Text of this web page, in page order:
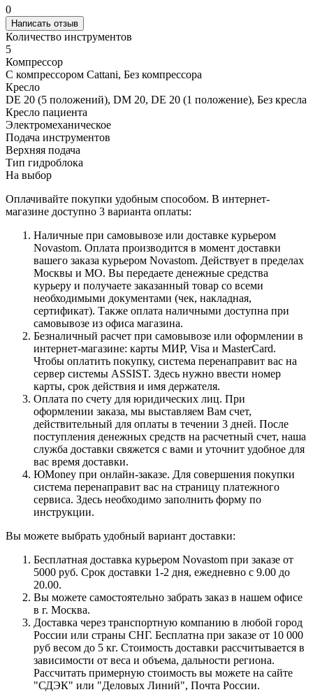
0
Написать отзыв
Количество инструментов
5
Компрессор
С компрессором Cattani, Без компрессора
Кресло
DE 20 (5 положений), DM 20, DE 20 (1 положение), Без кресла
Кресло пациента
Электромеханическое
Подача инструментов
Верхняя подача
Тип гидроблока
На выбор
Оплачивайте покупки удобным способом. В интернет-
магазине доступно 3 варианта оплаты:
Наличные при самовывозе или доставке курьером
Novastom. Оплата производится в момент доставки
вашего заказа курьером Novastom. Действует в пределах
Москвы и МО. Вы передаете денежные средства
курьеру и получаете заказанный товар со всеми
необходимыми документами (чек, накладная,
сертификат). Также оплата наличными доступна при
самовывозе из офиса магазина.
Безналичный расчет при самовывозе или оформлении в
интернет-магазине: карты МИР, Visa и MasterCard.
Чтобы оплатить покупку, система перенаправит вас на
сервер системы ASSIST. Здесь нужно ввести номер
карты, срок действия и имя держателя.
Оплата по счету для юридических лиц. При
оформлении заказа, мы выставляем Вам счет,
действительный для оплаты в течении 3 дней. После
поступления денежных средств на расчетный счет, наша
служба доставки свяжется с вами и уточнит удобное для
вас время доставки.
ЮMoney при онлайн-заказе. Для совершения покупки
система перенаправит вас на страницу платежного
сервиса. Здесь необходимо заполнить форму по
инструкции.
Вы можете выбрать удобный вариант доставки:
Бесплатная доставка курьером Novastom при заказе от
5000 руб. Срок доставки 1-2 дня, ежедневно с 9.00 до
20.00.
Вы можете самостоятельно забрать заказ в нашем офисе
в г. Москва.
Доставка через транспортную компанию в любой город
России или страны СНГ. Бесплатна при заказе от 10 000
руб весом до 5 кг. Стоимость доставки рассчитывается в
зависимости от веса и объема, дальности региона.
Рассчитать примерную стоимость вы можете на сайте
"СДЭК" или "Деловых Линий", Почта России.